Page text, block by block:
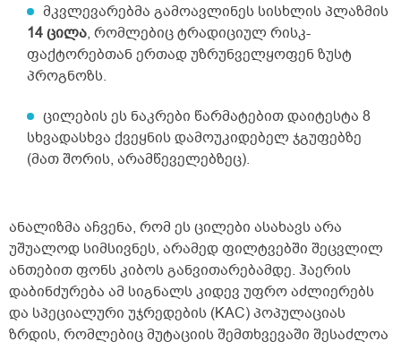
მკვლევარებმა გამოავლინეს სისხლის პლაზმის
14 ცილა, რომლებიც ტრადიციულ რისკ-
ფაქტორებთან ერთად უზრუნველყოფენ ზუსტ
პროგნოზს.
ცილების ეს ნაკრები წარმატებით დაიტესტა 8
სხვადასხვა ქვეყნის დამოუკიდებელ ჯგუფებზე
(მათ შორის, არამწეველებზეც).
ანალიზმა აჩვენა, რომ ეს ცილები ასახავს არა
უშუალოდ სიმსივნეს, არამედ ფილტვებში შეცვლილ
ანთებით ფონს კიბოს განვითარებამდე. ჰაერის
დაბინძურება ამ სიგნალს კიდევ უფრო აძლიერებს
და სპეციალური უჯრედების (KAC) პოპულაციას
ზრდის, რომლებიც მუტაციის შემთხვევაში შესაძლოა